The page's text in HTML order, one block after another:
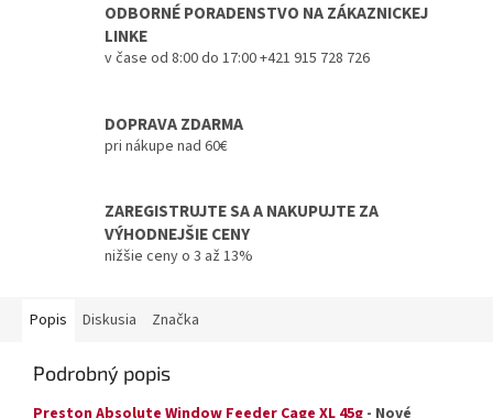
ODBORNÉ PORADENSTVO NA ZÁKAZNICKEJ
LINKE
v čase od 8:00 do 17:00 +421 915 728 726
DOPRAVA ZDARMA
pri nákupe nad 60€
ZAREGISTRUJTE SA A NAKUPUJTE ZA
VÝHODNEJŠIE CENY
nižšie ceny o 3 až 13%
Popis Diskusia Značka
Podrobný popis